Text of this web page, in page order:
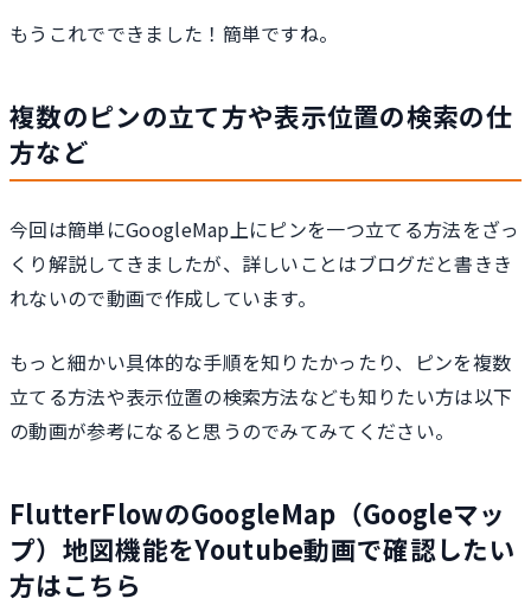
もうこれでできました！簡単ですね。
複数のピンの立て方や表示位置の検索の仕
方など
今回は簡単にGoogleMap上にピンを一つ立てる方法をざっ
くり解説してきましたが、詳しいことはブログだと書きき
れないので動画で作成しています。
もっと細かい具体的な手順を知りたかったり、ピンを複数
立てる方法や表示位置の検索方法なども知りたい方は以下
の動画が参考になると思うのでみてみてください。
FlutterFlowのGoogleMap（Googleマッ
プ）地図機能をYoutube動画で確認したい
方はこちら